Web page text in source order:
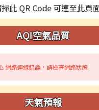
AQI空氣品質
網路連線錯誤，請檢查網路狀態
天氣預報